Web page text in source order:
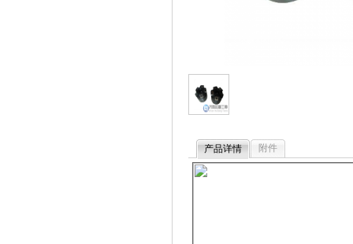
产品详情 附件